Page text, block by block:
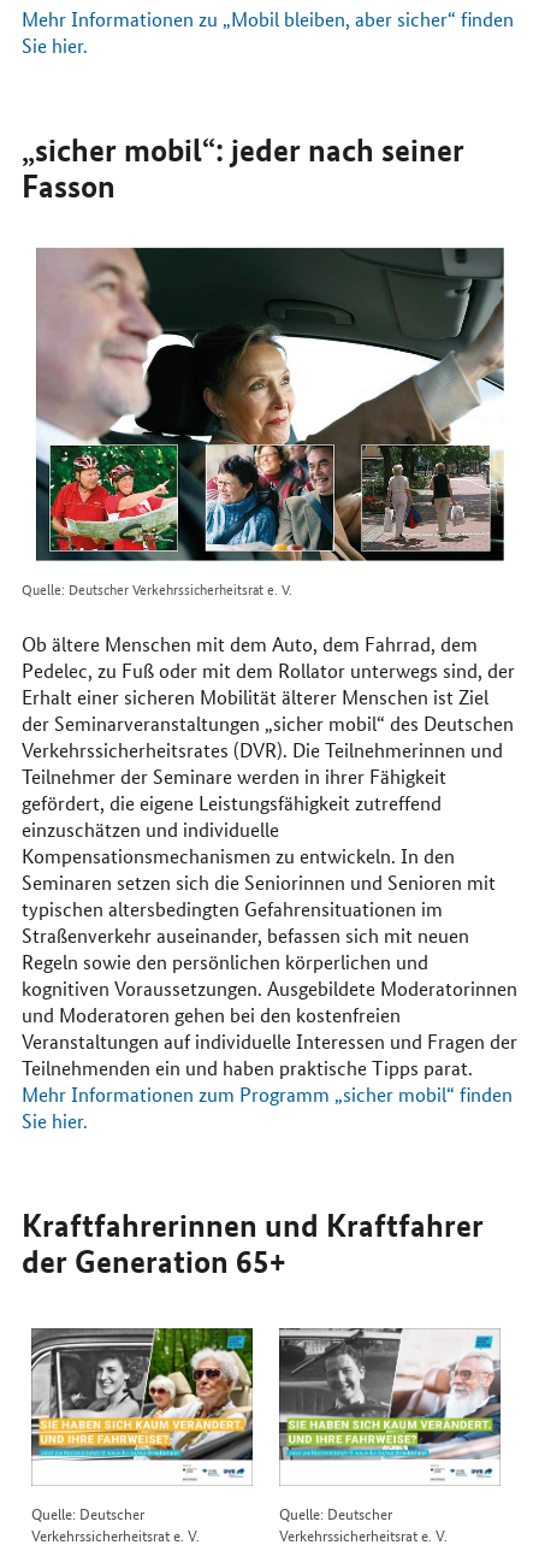
Mehr Informationen zu „Mobil bleiben, aber sicher“ finden
Sie hier.
„sicher mobil“: jeder nach seiner
Fasson
Quelle: Deutscher Verkehrssicherheitsrat e. V.
Ob ältere Menschen mit dem Auto, dem Fahrrad, dem
Pedelec, zu Fuß oder mit dem Rollator unterwegs sind, der
Erhalt einer sicheren Mobilität älterer Menschen ist Ziel
der Seminarveranstaltungen „sicher mobil“ des Deutschen
Verkehrssicherheitsrates (DVR). Die Teilnehmerinnen und
Teilnehmer der Seminare werden in ihrer Fähigkeit
gefördert, die eigene Leistungsfähigkeit zutreffend
einzuschätzen und individuelle
Kompensationsmechanismen zu entwickeln. In den
Seminaren setzen sich die Seniorinnen und Senioren mit
typischen altersbedingten Gefahrensituationen im
Straßenverkehr auseinander, befassen sich mit neuen
Regeln sowie den persönlichen körperlichen und
kognitiven Voraussetzungen. Ausgebildete Moderatorinnen
und Moderatoren gehen bei den kostenfreien
Veranstaltungen auf individuelle Interessen und Fragen der
Teilnehmenden ein und haben praktische Tipps parat.
Mehr Informationen zum Programm „sicher mobil“ finden
Sie hier.
Kraftfahrerinnen und Kraftfahrer
der Generation 65+
Quelle: Deutscher
Verkehrssicherheitsrat e. V.
Quelle: Deutscher
Verkehrssicherheitsrat e. V.